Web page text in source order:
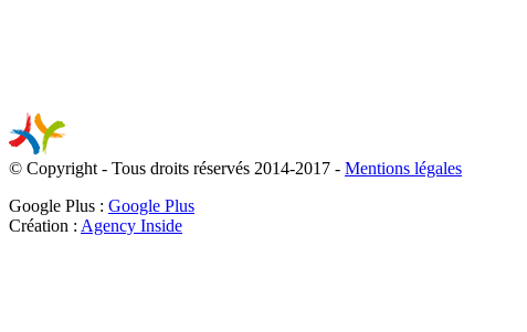
© Copyright - Tous droits réservés 2014-2017 - Mentions légales
Google Plus : Google Plus
Création : Agency Inside